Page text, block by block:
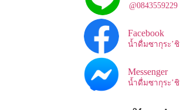
@0843559229
Facebook
น้ำดื่มซากุระ’ชิ
Messenger
น้ำดื่มซากุระ’ชิ